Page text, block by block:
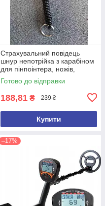
Страхувальний повідець
шнур непотрійка з карабіном
для пінпоінтера, ножів,
ліхтарів, рацій, ключів
Готово до відправки
188,81 ₴ 239 ₴
Купити
–17%